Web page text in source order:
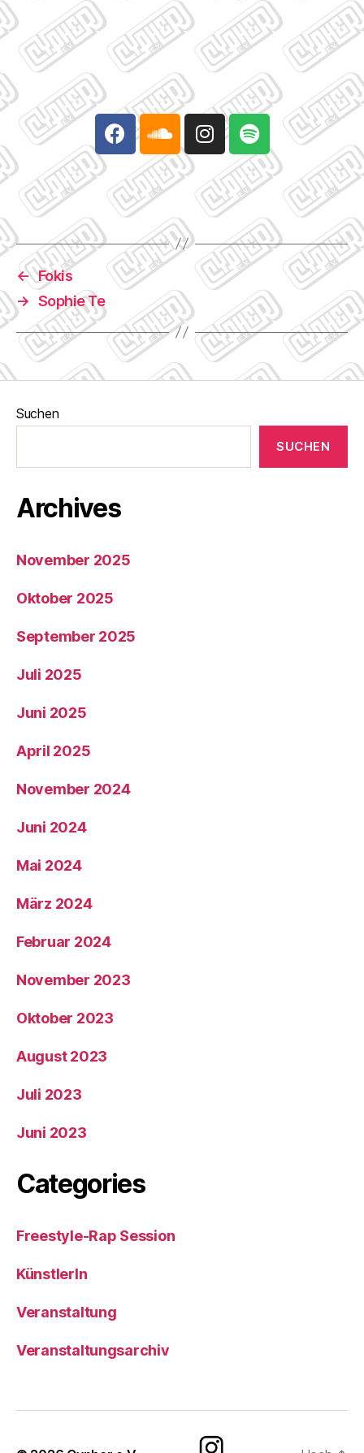
← Fokis
→ Sophie Te
Suchen
SUCHEN
Archives
November 2025
Oktober 2025
September 2025
Juli 2025
Juni 2025
April 2025
November 2024
Juni 2024
Mai 2024
März 2024
Februar 2024
November 2023
Oktober 2023
August 2023
Juli 2023
Juni 2023
Categories
Freestyle-Rap Session
KünstlerIn
Veranstaltung
Veranstaltungsarchiv